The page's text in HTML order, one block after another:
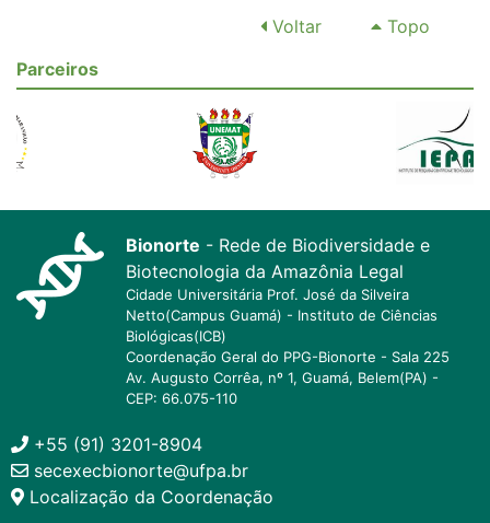
Voltar
Topo
Parceiros
Bionorte - Rede de Biodiversidade e
Biotecnologia da Amazônia Legal
Cidade Universitária Prof. José da Silveira
Netto(Campus Guamá) - Instituto de Ciências
Biológicas(ICB)
Coordenação Geral do PPG-Bionorte - Sala 225
Av. Augusto Corrêa, nº 1, Guamá, Belem(PA) -
CEP: 66.075-110
+55 (91) 3201-8904
secexecbionorte@ufpa.br
Localização da Coordenação